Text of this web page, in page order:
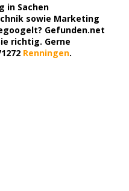
in Sachen
sowie Marketing
Gefunden.net
richtig. Gerne
Renningen.